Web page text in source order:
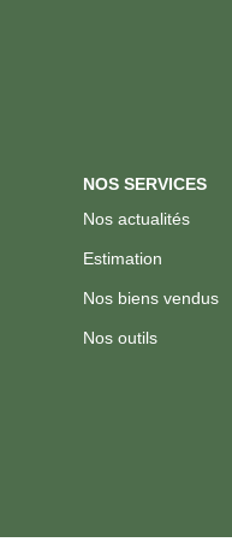
NOS SERVICES
Nos actualités
Estimation
Nos biens vendus
Nos outils